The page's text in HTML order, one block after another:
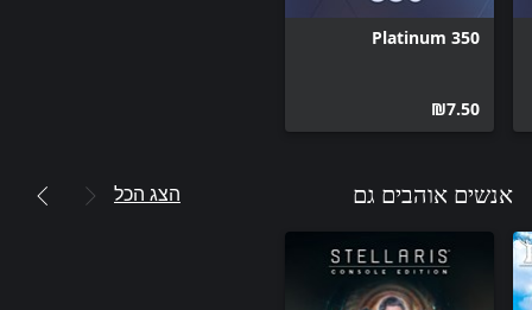
350 Platinum
‪₪‎7.50‬
אנשים אוהבים גם הצג הכל